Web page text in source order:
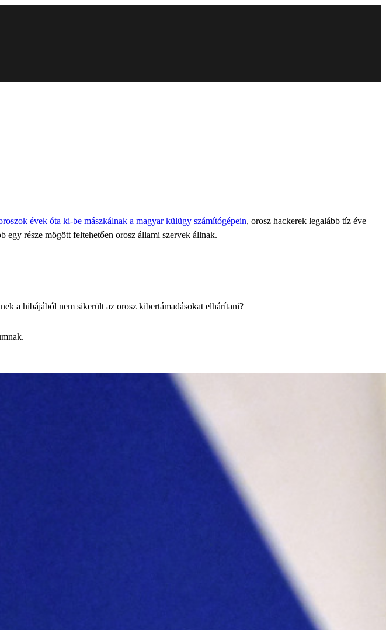
évek óta ki-be mászkálnak a magyar külügy számítógépein, orosz hackerek legalább tíz éve
egy része mögött feltehetően orosz állami szervek állnak.
a hibájából nem sikerült az orosz kibertámadásokat elhárítani?